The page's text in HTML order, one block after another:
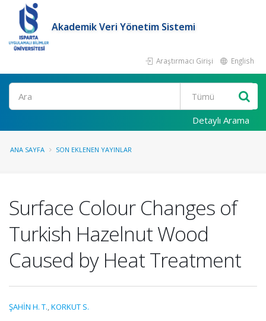
Akademik Veri Yönetim Sistemi
Araştırmacı Girişi English
Ara
Detaylı Arama
ANA SAYFA SON EKLENEN YAYINLAR
Surface Colour Changes of
Turkish Hazelnut Wood
Caused by Heat Treatment
ŞAHİN H. T.,KORKUT S.